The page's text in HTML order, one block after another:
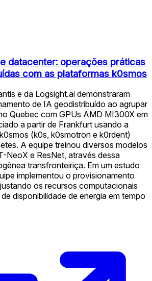
datacenter: operações práticas
com as plataformas k0smos
e da Logsight.ai demonstraram
de IA geodistribuído ao agrupar
Quebec com GPUs AMD MI300X em
a partir de Frankfurt usando a
(k0s, k0smotron e k0rdent)
A equipe treinou diversos modelos
NeoX e ResNet, através dessa
transfronteiriça. Em um estudo
implementou o provisionamento
os recursos computacionais
disponibilidade de energia em tempo